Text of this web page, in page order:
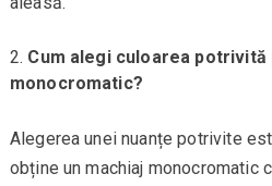
Cum alegi culoarea potrivită
monocromatic?
Alegerea unei nuanțe potrivite
obține un machiaj monocromatic